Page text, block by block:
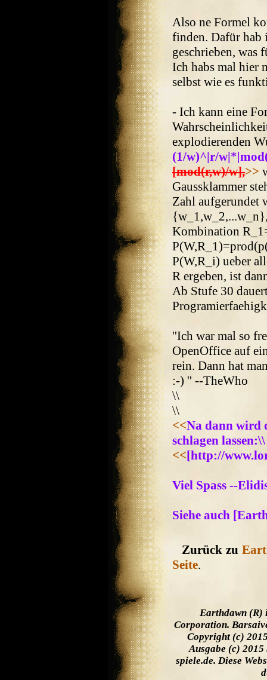
Also ne Formel
finden. Dafür hab
geschrieben, was
Ich habs mal hier
selbst wie es
- Ich kann eine
explodierenden
(1/w)^|r/
[mod(r,w)/w],>>
Gaussklammer
Zahl aufgerundet
Kombination
P(W,R_i) ueber
R ergeben, ist
Ab Stufe 30
''Ich war mal so
OpenOffice auf
rein. Dann hat
:-) '' --TheWho
\\
\\
<<Na dann wird
schlagen lassen:\\
<<[http://
Viel Spass --
Siehe auch
Zurück zu
Seite.
Earthdawn (R)
Corporation.
Copyright (c)
Ausgabe (c) 2015
spiele.de. Diese